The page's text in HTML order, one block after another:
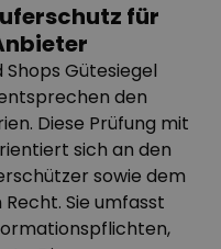
für
Gütesiegel
den
Diese Prüfung mit
sich an den
sowie dem
Sie umfasst